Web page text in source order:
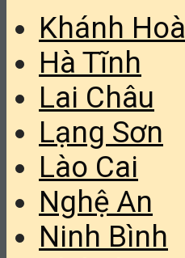
Khánh Hoà
Hà Tĩnh
Lai Châu
Lạng Sơn
Lào Cai
Nghệ An
Ninh Bình